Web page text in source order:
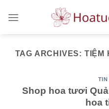
TAG ARCHIVES: TIỆM
TIN
Shop hoa tươi
hoa